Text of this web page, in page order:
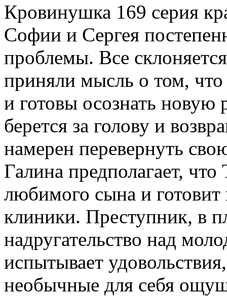
Кровинушка 169 серия
Софии и Сергея
проблемы. Все
приняли мысль о том, что
и готовы осознать
берется за голову и
намерен перевернуть
Галина предполагает, что
любимого сына и готовит
клиники. Преступник, в
надругательство над
испытывает
необычные для себя